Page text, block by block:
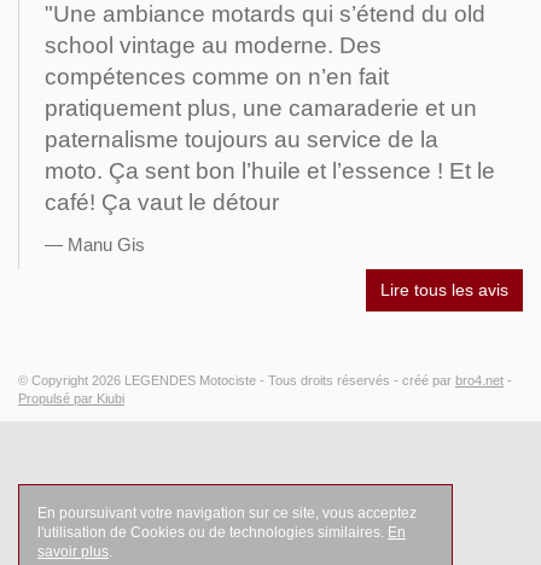
"Une ambiance motards qui s’étend du old
school vintage au moderne. Des
compétences comme on n’en fait
pratiquement plus, une camaraderie et un
paternalisme toujours au service de la
moto. Ça sent bon l’huile et l’essence ! Et le
café! Ça vaut le détour
Manu Gis
Lire tous les avis
© Copyright 2026 LEGENDES Motociste - Tous droits réservés - créé par bro4.net -
Propulsé par Kiubi
En poursuivant votre navigation sur ce site, vous acceptez
l'utilisation de Cookies ou de technologies similaires. En
savoir plus